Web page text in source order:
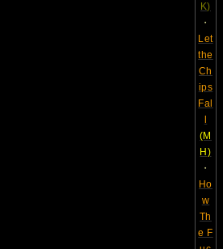
K)
・
Let
the
Ch
ips
Fal
(M
H)
・
Ho
w
Th
e F